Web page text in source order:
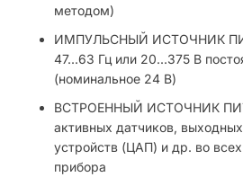
методом)
ИМПУЛЬСНЫЙ ИСТОЧНИК
47...63 Гц или 20...375 В
(номинальное 24 В)
ВСТРОЕННЫЙ ИСТОЧНИК
активных датчиков,
устройств (ЦАП) и др. во
прибора